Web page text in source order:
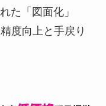
た「図面化」
度向上と手戻り